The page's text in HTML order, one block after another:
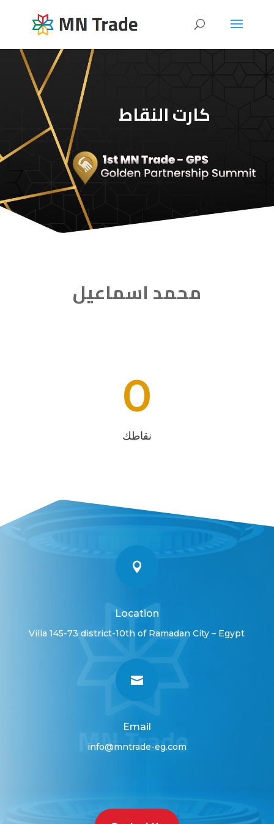
كارت النقاط
محمد اسماعيل
0
نقاطك

Location
Villa 145-73 district-10th of Ramadan City – Egypt

Email
info@mntrade-eg.com